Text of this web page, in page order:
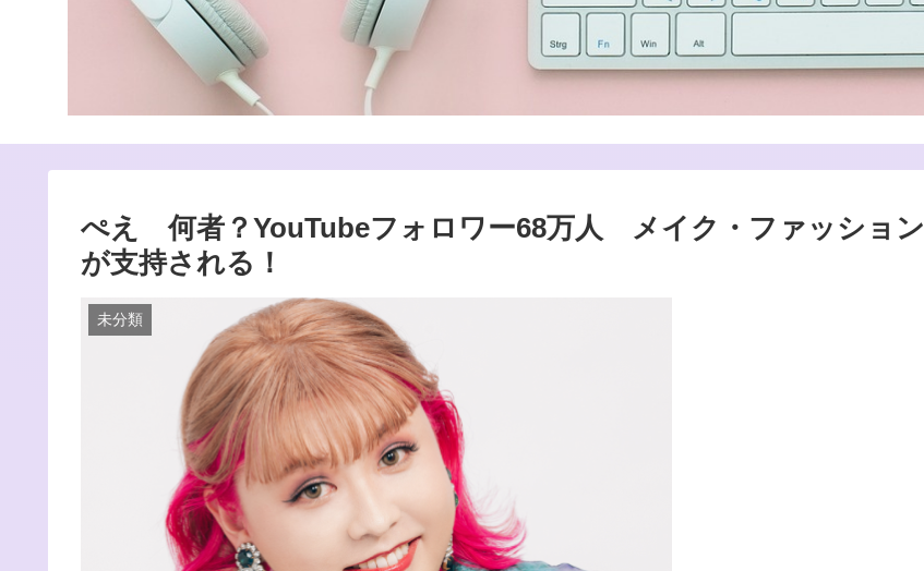
ぺえ 何者？YouTubeフォロワー68万人 メイク・ファッション
が支持される！
未分類